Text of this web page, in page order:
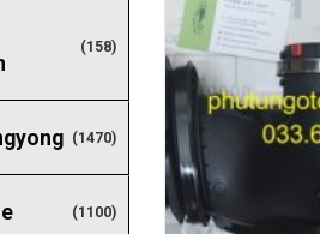
(158)
(1470)
(1100)